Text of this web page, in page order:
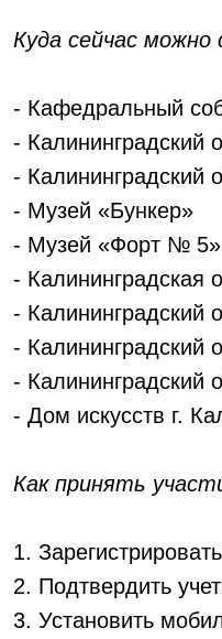
Куда сейчас можно
- Кафедральный
- Калининградский
- Калининградский
- Музей «Бункер»
- Музей «Форт № 5»
-
- Калининградский
- Калининградский
- Калининградский
- Дом искусств г.
Как принять
1.
2. Подтвердить
3. Установить